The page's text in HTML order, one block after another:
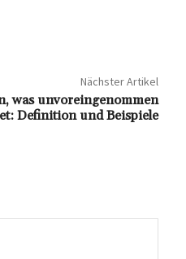
Nächster Artikel
was unvoreingenommen
Definition und Beispiele